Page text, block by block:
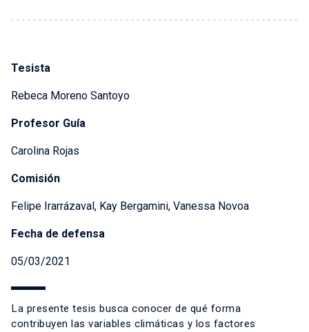
Tesista
Rebeca Moreno Santoyo
Profesor Guía
Carolina Rojas
Comisión
Felipe Irarrázaval, Kay Bergamini, Vanessa Novoa
Fecha de defensa
05/03/2021
La presente tesis busca conocer de qué forma
contribuyen las variables climáticas y los factores